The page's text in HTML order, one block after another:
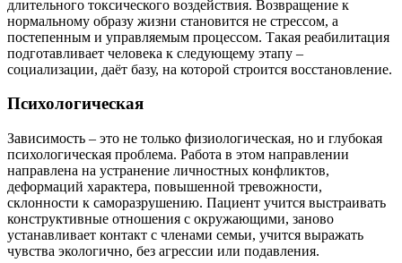
длительного токсического воздействия. Возвращение к
нормальному образу жизни становится не стрессом, а
постепенным и управляемым процессом. Такая реабилитация
подготавливает человека к следующему этапу –
социализации, даёт базу, на которой строится восстановление.
Психологическая
Зависимость – это не только физиологическая, но и глубокая
психологическая проблема. Работа в этом направлении
направлена на устранение личностных конфликтов,
деформаций характера, повышенной тревожности,
склонности к саморазрушению. Пациент учится выстраивать
конструктивные отношения с окружающими, заново
устанавливает контакт с членами семьи, учится выражать
чувства экологично, без агрессии или подавления.